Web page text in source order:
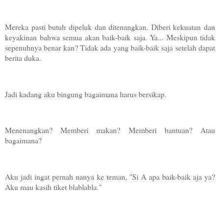
Mereka pasti butuh dipeluk dan ditenangkan. Diberi kekuatan dan
keyakinan bahwa semua akan baik-baik saja. Ya... Meskipun tidak
sepenuhnya benar kan? Tidak ada yang baik-baik saja setelah dapat
berita duka.
Jadi kadang aku bingung bagaimana harus bersikap.
Menenangkan? Memberi makan? Memberi bantuan? Atau
bagaimana?
Aku jadi ingat pernah nanya ke teman, "Si A apa baik-baik aja ya?
Aku mau kasih tiket blablabla."